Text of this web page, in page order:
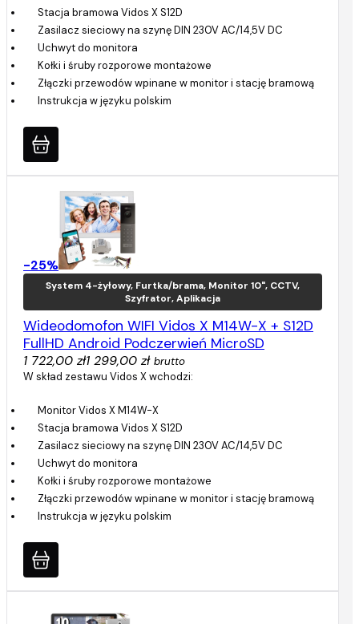
Stacja bramowa Vidos X S12D
Zasilacz sieciowy na szynę DIN 230V AC/14,5V DC
Uchwyt do monitora
Kołki i śruby rozporowe montażowe
Złączki przewodów wpinane w monitor i stację bramową
Instrukcja w języku polskim
-25%
System 4-żyłowy, Furtka/brama, Monitor 10", CCTV,
Szyfrator, Aplikacja
Wideodomofon WIFI Vidos X M14W-X + S12D
FullHD Android Podczerwień MicroSD
1 722,00 zł1 299,00 zł brutto
W skład zestawu Vidos X wchodzi:
Monitor Vidos X M14W-X
Stacja bramowa Vidos X S12D
Zasilacz sieciowy na szynę DIN 230V AC/14,5V DC
Uchwyt do monitora
Kołki i śruby rozporowe montażowe
Złączki przewodów wpinane w monitor i stację bramową
Instrukcja w języku polskim